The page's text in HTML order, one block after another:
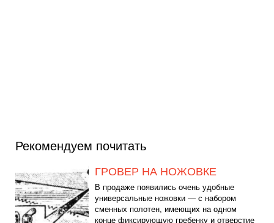
Рекомендуем почитать
ГРОВЕР НА НОЖОВКЕ
В продаже появились очень удобные
универсальные ножовки — с набором
сменных полотен, имеющих на одном
конце фиксирующую гребенку и отверстие